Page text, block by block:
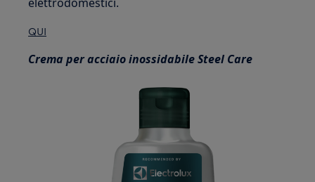
QUI
Crema per acciaio inossidabile Steel Care